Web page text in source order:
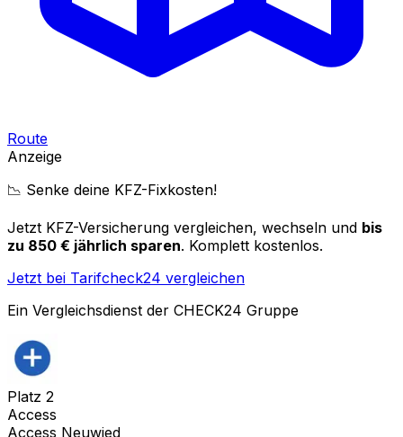
Route
Anzeige
📉 Senke deine KFZ-Fixkosten!
Jetzt KFZ-Versicherung vergleichen, wechseln und bis
zu 850 € jährlich sparen. Komplett kostenlos.
Jetzt bei Tarifcheck24 vergleichen
Ein Vergleichsdienst der CHECK24 Gruppe
Platz 2
Access
Access Neuwied